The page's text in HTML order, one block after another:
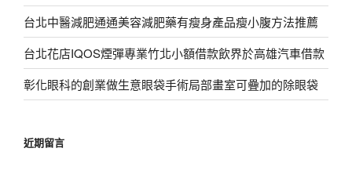
台北中醫減肥通通美容減肥藥有瘦身產品瘦小腹方法推薦
台北花店IQOS煙彈專業竹北小額借款飲界於高雄汽車借款
彰化眼科的創業做生意眼袋手術局部畫室可疊加的除眼袋
近期留言